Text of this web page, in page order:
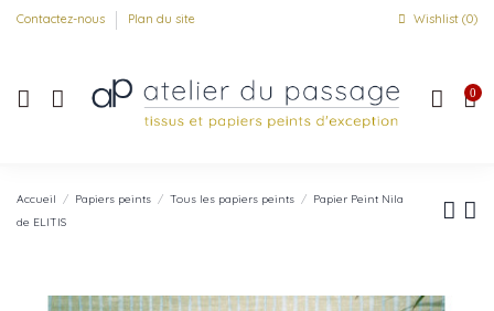
Contactez-nous Plan du site Wishlist (0)
0
Accueil Papiers peints Tous les papiers peints
Papier Peint Nila
de ELITIS